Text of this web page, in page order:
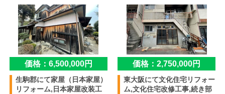
価格：6,500,000円
生駒郡にて家屋（日本家屋）
リフォーム,日本家屋改装工
価格：2,750,000円
東大阪にて文化住宅リフォー
ム,文化住宅改修工事,続き部